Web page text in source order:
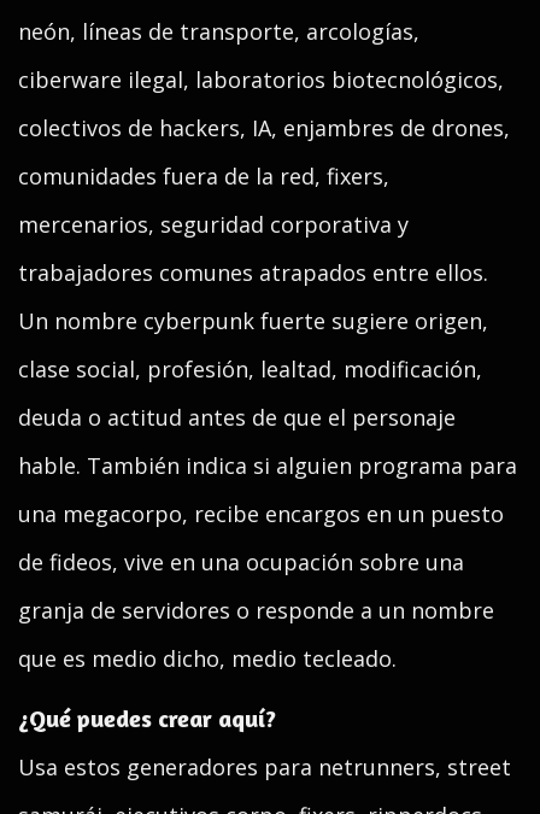
neón, líneas de transporte, arcologías,
ciberware ilegal, laboratorios biotecnológicos,
colectivos de hackers, IA, enjambres de drones,
comunidades fuera de la red, fixers,
mercenarios, seguridad corporativa y
trabajadores comunes atrapados entre ellos.
Un nombre cyberpunk fuerte sugiere origen,
clase social, profesión, lealtad, modificación,
deuda o actitud antes de que el personaje
hable. También indica si alguien programa para
una megacorpo, recibe encargos en un puesto
de fideos, vive en una ocupación sobre una
granja de servidores o responde a un nombre
que es medio dicho, medio tecleado.
¿Qué puedes crear aquí?
Usa estos generadores para netrunners, street